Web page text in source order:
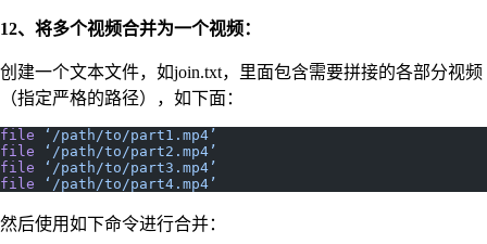
12、将多个视频合并为一个视频：
创建一个文本文件，如join.txt，里面包含需要拼接的各部分视频
（指定严格的路径），如下面：
file ‘/path/to/part1.mp4’
file ‘/path/to/part2.mp4’
file ‘/path/to/part3.mp4’
file ‘/path/to/part4.mp4’
然后使用如下命令进行合并：